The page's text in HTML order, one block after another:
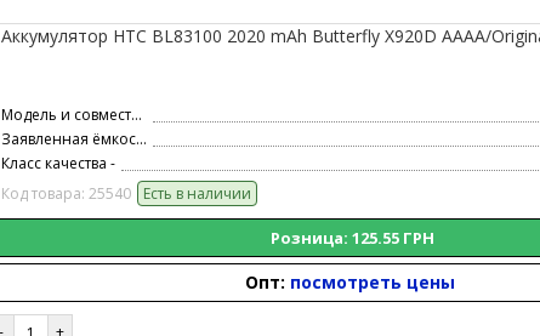
Аккумулятор HTC BL83100 2020 mAh Butterfly X920D AAAA/
Модель и совместимость -
Заявленная ёмкость -
Класс качества -
Код товара: 25540
Есть в наличии
Розница: 125.55 ГРН
Опт: посмотреть цены